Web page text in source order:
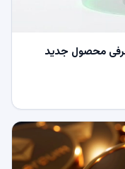
محصول جدید